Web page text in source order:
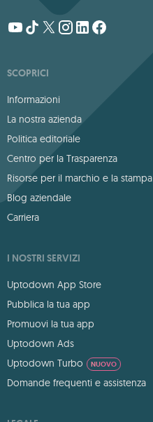
SCOPRICI
Informazioni
La nostra azienda
Politica editoriale
Centro per la Trasparenza
Risorse per il marchio e la stampa
Blog aziendale
Carriera
I NOSTRI SERVIZI
Uptodown App Store
Pubblica la tua app
Promuovi la tua app
Uptodown Ads
Uptodown Turbo
NUOVO
Domande frequenti e assistenza